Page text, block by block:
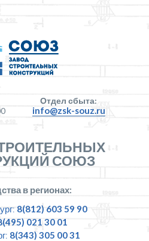
Отдел сбыта:
info@zsk-souz.ru
СОЮЗ
в регионах:
8(812) 603 59 90
021 30 01
8(343) 305 00 31